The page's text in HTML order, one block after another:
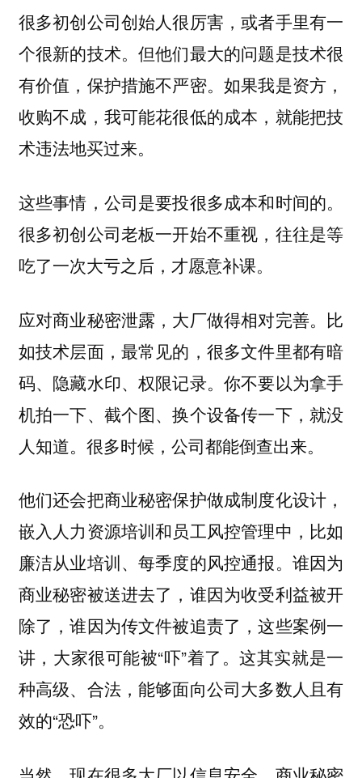
很多初创公司创始人很厉害，或者手里有一
个很新的技术。但他们最大的问题是技术很
有价值，保护措施不严密。如果我是资方，
收购不成，我可能花很低的成本，就能把技
术违法地买过来。
这些事情，公司是要投很多成本和时间的。
很多初创公司老板一开始不重视，往往是等
吃了一次大亏之后，才愿意补课。
应对商业秘密泄露，大厂做得相对完善。比
如技术层面，最常见的，很多文件里都有暗
码、隐藏水印、权限记录。你不要以为拿手
机拍一下、截个图、换个设备传一下，就没
人知道。很多时候，公司都能倒查出来。
他们还会把商业秘密保护做成制度化设计，
嵌入人力资源培训和员工风控管理中，比如
廉洁从业培训、每季度的风控通报。谁因为
商业秘密被送进去了，谁因为收受利益被开
除了，谁因为传文件被追责了，这些案例一
讲，大家很可能被“吓”着了。这其实就是一
种高级、合法，能够面向公司大多数人且有
效的“恐吓”。